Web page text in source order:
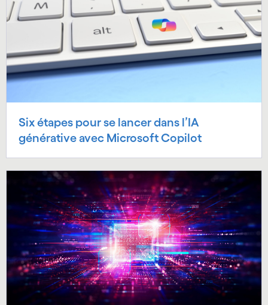
Six étapes pour se lancer dans l’IA
générative avec Microsoft Copilot